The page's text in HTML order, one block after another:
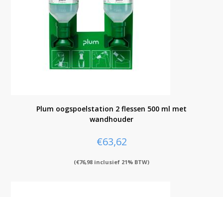
Plum oogspoelstation 2 flessen 500 ml met
wandhouder
€63,62
(€76,98 inclusief 21% BTW)